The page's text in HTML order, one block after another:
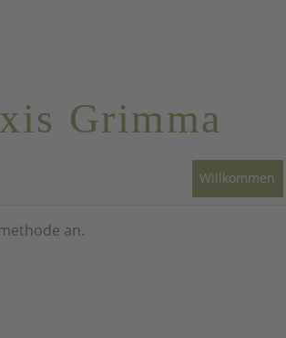
Grimma
Willkommen
an.